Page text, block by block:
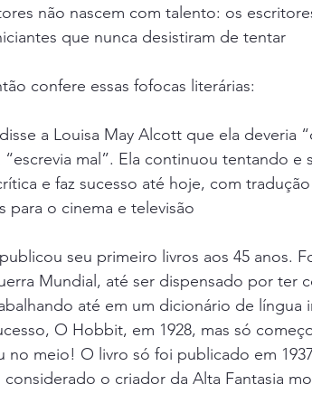
não nascem com talento: os
que nunca desistiram de tentar
confere essas fofocas literárias:
a Louisa May Alcott que ela deveria
mal”. Ela continuou tentando e
e faz sucesso até hoje, com
para o cinema e televisão
seu primeiro livros aos 45 anos.
Mundial, até ser dispensado por ter
até em um dicionário de língua
O Hobbit, em 1928, mas só
no meio! O livro só foi publicado em
considerado o criador da Alta Fantasia